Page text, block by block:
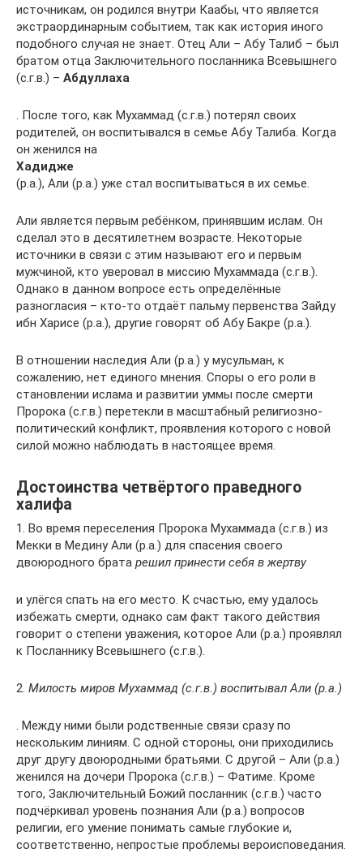
источникам, он родился внутри Каабы, что является
экстраординарным событием, так как история иного
подобного случая не знает. Отец Али – Абу Талиб – был
братом отца Заключительного посланника Всевышнего
(с.г.в.) – Абдуллаха
. После того, как Мухаммад (с.г.в.) потерял своих
родителей, он воспитывался в семье Абу Талиба. Когда
он женился на
Хадидже
(р.а.), Али (р.а.) уже стал воспитываться в их семье.
Али является первым ребёнком, принявшим ислам. Он
сделал это в десятилетнем возрасте. Некоторые
источники в связи с этим называют его и первым
мужчиной, кто уверовал в миссию Мухаммада (с.г.в.).
Однако в данном вопросе есть определённые
разногласия – кто-то отдаёт пальму первенства Зайду
ибн Харисе (р.а.), другие говорят об Абу Бакре (р.а.).
В отношении наследия Али (р.а.) у мусульман, к
сожалению, нет единого мнения. Споры о его роли в
становлении ислама и развитии уммы после смерти
Пророка (с.г.в.) перетекли в масштабный религиозно-
политический конфликт, проявления которого с новой
силой можно наблюдать в настоящее время.
Достоинства четвёртого праведного
халифа
1. Во время переселения Пророка Мухаммада (с.г.в.) из
Мекки в Медину Али (р.а.) для спасения своего
двоюродного брата решил принести себя в жертву
и улёгся спать на его место. К счастью, ему удалось
избежать смерти, однако сам факт такого действия
говорит о степени уважения, которое Али (р.а.) проявлял
к Посланнику Всевышнего (с.г.в.).
2. Милость миров Мухаммад (с.г.в.) воспитывал Али (р.а.)
. Между ними были родственные связи сразу по
нескольким линиям. С одной стороны, они приходились
друг другу двоюродными братьями. С другой – Али (р.а.)
женился на дочери Пророка (с.г.в.) – Фатиме. Кроме
того, Заключительный Божий посланник (с.г.в.) часто
подчёркивал уровень познания Али (р.а.) вопросов
религии, его умение понимать самые глубокие и,
соответственно, непростые проблемы вероисповедания.